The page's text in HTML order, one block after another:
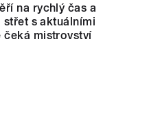
na rychlý čas a
střet s aktuálními
čeká mistrovství